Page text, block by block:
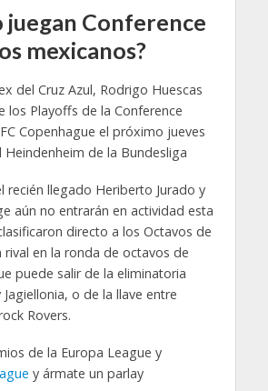
juegan Conference
mexicanos?
del Cruz Azul, Rodrigo Huescas
los Playoffs de la Conference
Copenhague el próximo jueves
Heindenheim de la Bundesliga
recién llegado Heriberto Jurado y
aún no entrarán en actividad esta
directo a los Octavos de
rival en la ronda de octavos de
puede salir de la eliminatoria
Jagiellonia, o de la llave entre
Rovers.
de la Europa League y
y ármate un parlay